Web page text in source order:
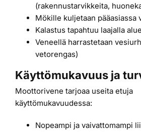
(rakennustarvikkeita,
Mökille kuljetaan pääasiassa
Kalastus tapahtuu laajalla
Veneellä harrastetaan
vetorengas)
Käyttömukavuus ja
Moottorivene tarjoaa useita etuja
käyttömukavuudessa:
Nopeampi ja vaivattomampi